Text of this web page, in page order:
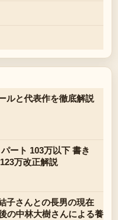
ルと代表作を徹底解説
ート 103万以下 書き
万改正解説
子さんとの長男の現在
の中林大樹さんによる養